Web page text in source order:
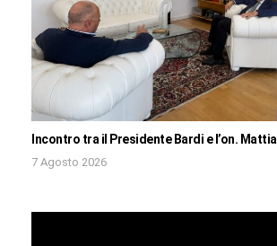
Incontro tra il Presidente Bardi e l’on. Mattia
7 Agosto 2026